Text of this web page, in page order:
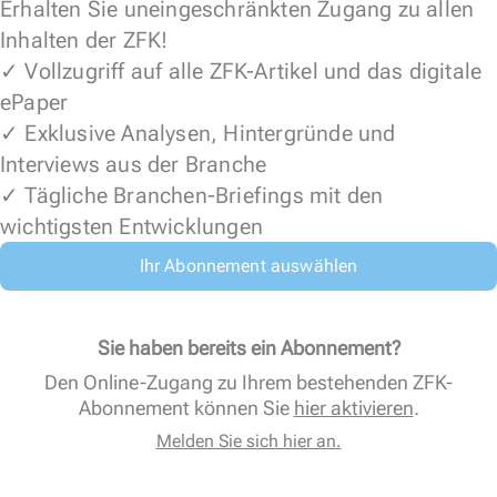
Erhalten Sie uneingeschränkten Zugang zu allen
Inhalten der ZFK!
✓ Vollzugriff auf alle ZFK-Artikel und das digitale
ePaper
✓ Exklusive Analysen, Hintergründe und
Interviews aus der Branche
✓ Tägliche Branchen-Briefings mit den
wichtigsten Entwicklungen
Ihr Abonnement auswählen
Sie haben bereits ein Abonnement?
Den Online-Zugang zu Ihrem bestehenden ZFK-
Abonnement können Sie hier aktivieren.
Melden Sie sich hier an.